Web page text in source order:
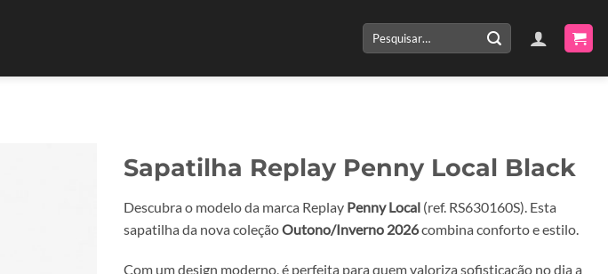
Pesquisar
por:
Sapatilha Replay Penny Local Black
Descubra o modelo da marca Replay Penny Local (ref. RS630160S). Esta
sapatilha da nova coleçãoOutono/Inverno 2026combina conforto e estilo.
Com um design moderno, é perfeita para quem valoriza sofisticação no dia a